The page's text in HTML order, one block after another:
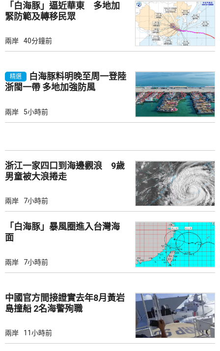
「白海豚」逼近華東 多地加
緊防範及轉移民眾
兩岸 40分鐘前
精選
白海豚料明晚至周一登陸
浙閩一帶 多地加強防風
兩岸 5小時前
浙江一家四口到海邊觀浪 9歲
男童被大浪捲走
兩岸 7小時前
「白海豚」暴風圈進入台灣海
面
兩岸 7小時前
中國官方間接證實去年8月黃岩
島撞船 2名海警殉職
兩岸 11小時前